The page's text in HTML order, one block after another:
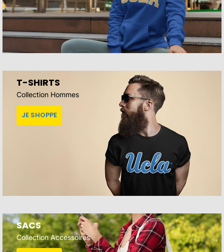
T-SHIRTS
Collection Hommes
JE SHOPPE
SACS
Collection Accessoires